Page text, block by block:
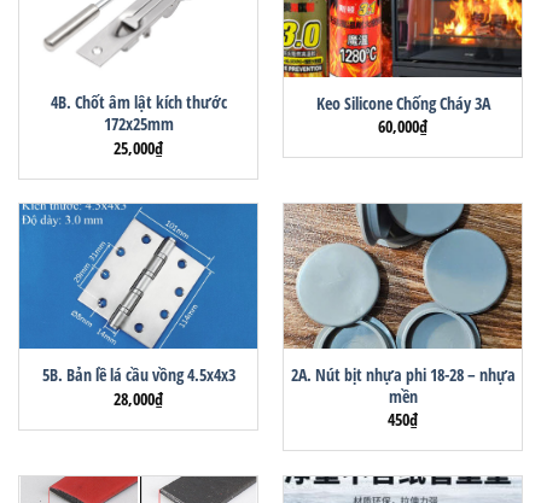
4B. Chốt âm lật kích thước
172x25mm
25,000₫
Keo Silicone Chống Cháy 3A
60,000₫
5B. Bản lề lá cầu vồng 4.5x4x3
28,000₫
2A. Nút bịt nhựa phi 18-28 – nhựa
mền
450₫